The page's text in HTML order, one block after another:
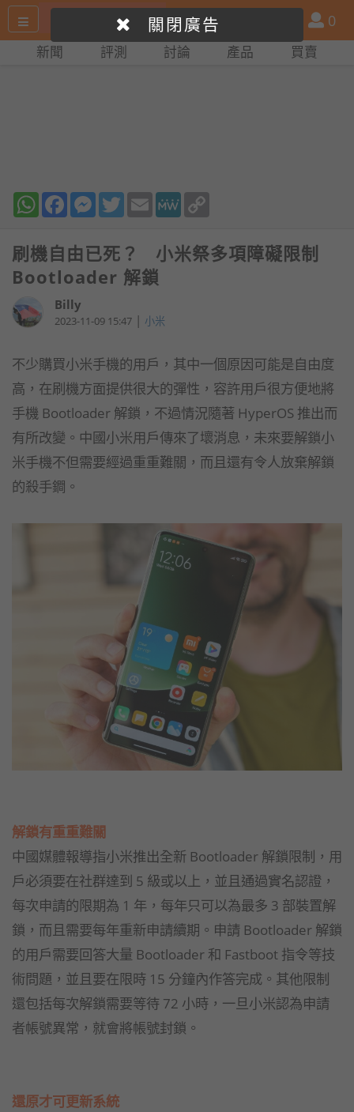
尋
產
品
比
會
員
0
新聞 評測 討論 產品 買賣
WhatsAppFacebookMessenger
TwitterEmail MeWe
刷機自由已死？ 小米祭多項障礙限制
Bootloader 解鎖
Billy
2023-11-09 15:47 | 小米
不少購買小米手機的用戶，其中一個原因可能是自由度
高，在刷機方面提供很大的彈性，容許用戶很方便地將
手機 Bootloader 解鎖，不過情況隨著 HyperOS 推出而
有所改變。中國小米用戶傳來了壞消息，未來要解鎖小
米手機不但需要經過重重難關，而且還有令人放棄解鎖
的殺手鐧。
解鎖有重重難關
中國媒體報導指小米推出全新 Bootloader 解鎖限制，用
戶必須要在社群達到 5 級或以上，並且通過實名認證，
每次申請的限期為 1 年，每年只可以為最多 3 部裝置解
鎖，而且需要每年重新申請續期。申請 Bootloader 解鎖
的用戶需要回答大量 Bootloader 和 Fastboot 指令等技
術問題，並且要在限時 15 分鐘內作答完成。其他限制
還包括每次解鎖需要等待 72 小時，一旦小米認為申請
者帳號異常，就會將帳號封鎖。
關閉廣告
還原才可更新系統